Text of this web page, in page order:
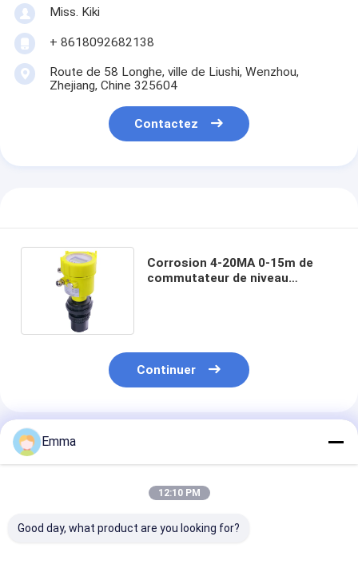
Miss. Kiki
+ 8618092682138
Route de 58 Longhe, ville de Liushi, Wenzhou,
Zhejiang, Chine 325604
Contactez
Corrosion 4-20MA 0-15m de
commutateur de niveau
Continuer
Produits Recommandés
Emma
12:10 PM
Good day, what product are you looking for?